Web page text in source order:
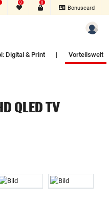
0 0
Bonuscard
Digital & Print | Vorteilswelt
QLED TV